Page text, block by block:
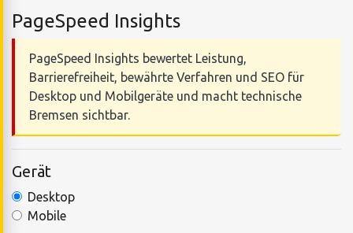
PageSpeed Insights
PageSpeed Insights bewertet Leistung,
Barrierefreiheit, bewährte Verfahren und SEO für
Desktop und Mobilgeräte und macht technische
Bremsen sichtbar.
Gerät
Desktop
Mobile